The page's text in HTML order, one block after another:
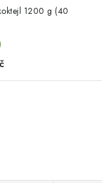
1200 g (40